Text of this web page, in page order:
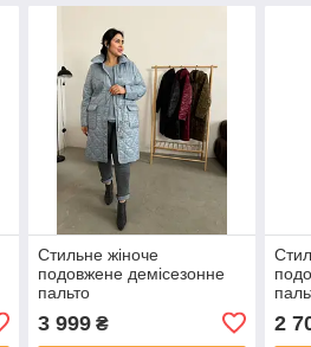
Стильне жіноче
подовжене демісезонне
пальто
3 999₴ 2